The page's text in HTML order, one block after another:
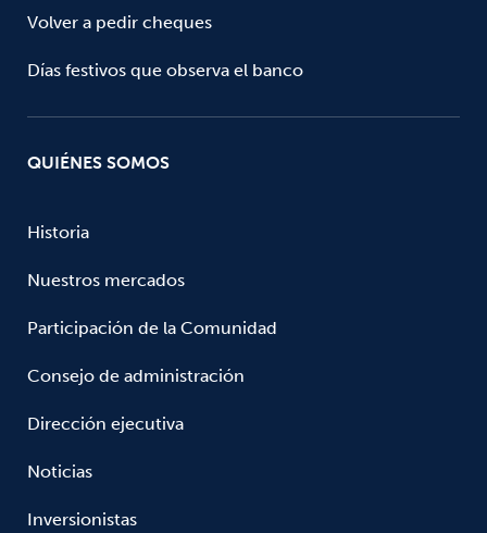
Volver a pedir cheques
Días festivos que observa el banco
QUIÉNES SOMOS
Historia
Nuestros mercados
Participación de la Comunidad
Consejo de administración
Dirección ejecutiva
Noticias
Inversionistas